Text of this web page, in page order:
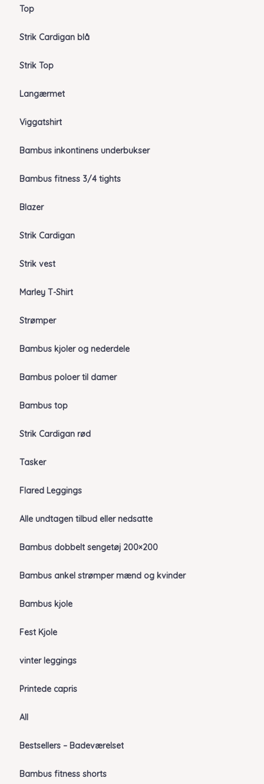
Top
Strik Cardigan blå
Strik Top
Langærmet
Viggatshirt
Bambus inkontinens underbukser
Bambus fitness 3/4 tights
Blazer
Strik Cardigan
Strik vest
Marley T-Shirt
Strømper
Bambus kjoler og nederdele
Bambus poloer til damer
Bambus top
Strik Cardigan rød
Tasker
Flared Leggings
Alle undtagen tilbud eller nedsatte
Bambus dobbelt sengetøj 200×200
Bambus ankel strømper mænd og kvinder
Bambus kjole
Fest Kjole
vinter leggings
Printede capris
All
Bestsellers – Badeværelset
Bambus fitness shorts